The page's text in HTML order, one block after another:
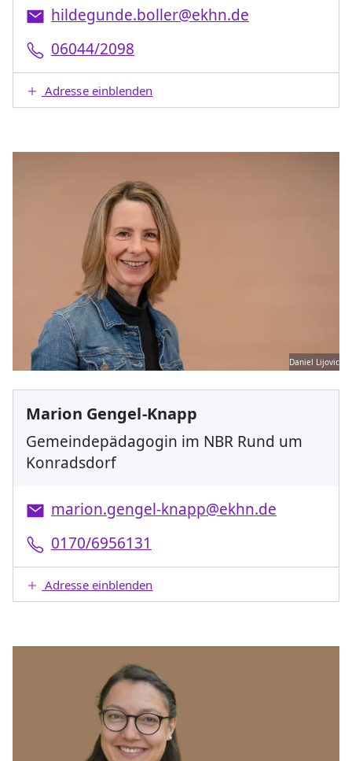
hildegunde.boller@ekhn.de
06044/2098
Adresse einblenden
Daniel Lijovic
Marion Gengel-Knapp
Gemeindepädagogin im NBR Rund um
Konradsdorf
marion.gengel-knapp@ekhn.de
0170/6956131
Adresse einblenden